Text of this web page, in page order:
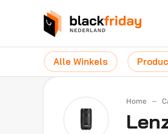
Alle Winkels
Home